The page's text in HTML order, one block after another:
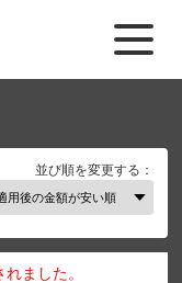
並び順を変更する：
ました。